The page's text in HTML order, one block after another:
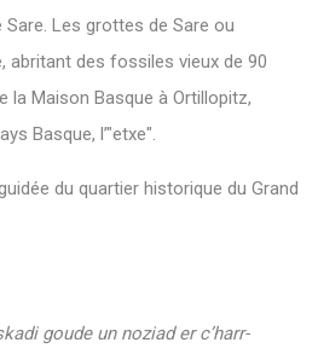
Les grottes de Sare ou
abritant des fossiles vieux de 90
la Maison Basque à Ortillopitz,
Basque, l’"etxe".
du quartier historique du Grand
goude un noziad er c’harr-